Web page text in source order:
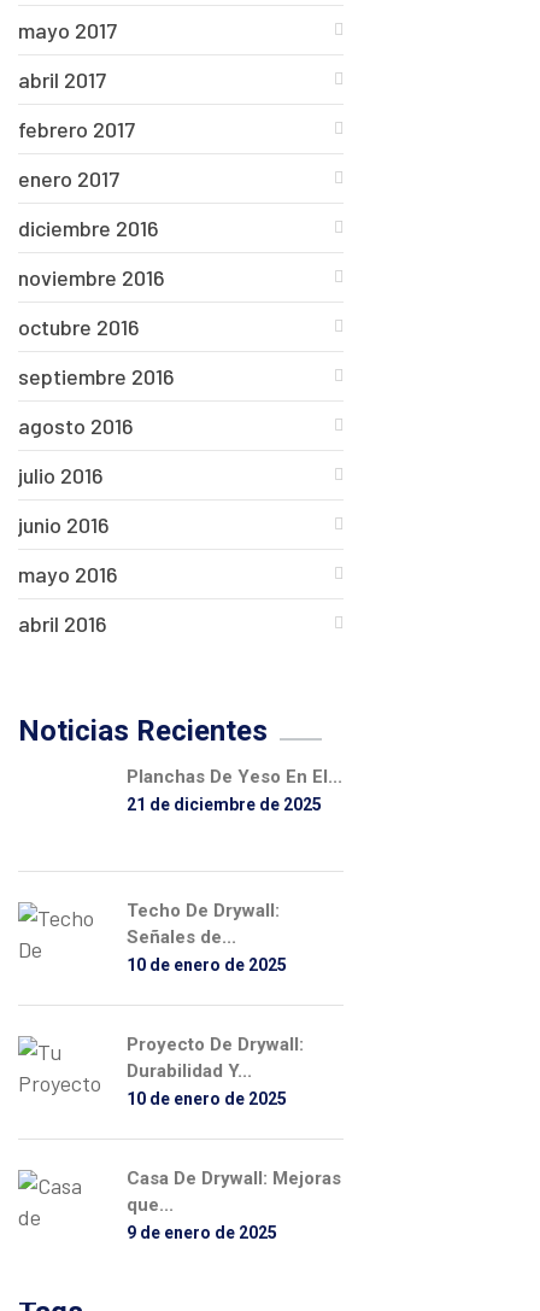
mayo 2017
abril 2017
febrero 2017
enero 2017
diciembre 2016
noviembre 2016
octubre 2016
septiembre 2016
agosto 2016
julio 2016
junio 2016
mayo 2016
abril 2016
Noticias Recientes
Planchas De Yeso En El...
21 de diciembre de 2025
Techo De Drywall:
Señales de...
10 de enero de 2025
Proyecto De Drywall:
Durabilidad Y...
10 de enero de 2025
Casa De Drywall: Mejoras
que...
9 de enero de 2025